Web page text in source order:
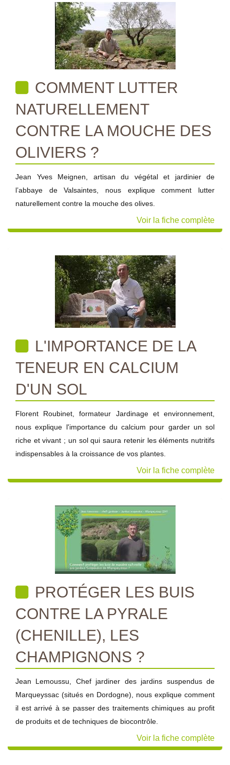
COMMENT LUTTER
NATURELLEMENT
CONTRE LA MOUCHE DES
OLIVIERS ?
Jean Yves Meignen, artisan du végétal et jardinier de
l’abbaye de Valsaintes, nous explique comment lutter
naturellement contre la mouche des olives.
Voir la fiche complète
L'IMPORTANCE DE LA
TENEUR EN CALCIUM
D'UN SOL
Florent Roubinet, formateur Jardinage et environnement,
nous explique l'importance du calcium pour garder un sol
riche et vivant ; un sol qui saura retenir les éléments nutritifs
indispensables à la croissance de vos plantes.
Voir la fiche complète
PROTÉGER LES BUIS
CONTRE LA PYRALE
(CHENILLE), LES
CHAMPIGNONS ?
Jean Lemoussu, Chef jardiner des jardins suspendus de
Marqueyssac (situés en Dordogne), nous explique comment
il est arrivé à se passer des traitements chimiques au profit
de produits et de techniques de biocontrôle.
Voir la fiche complète